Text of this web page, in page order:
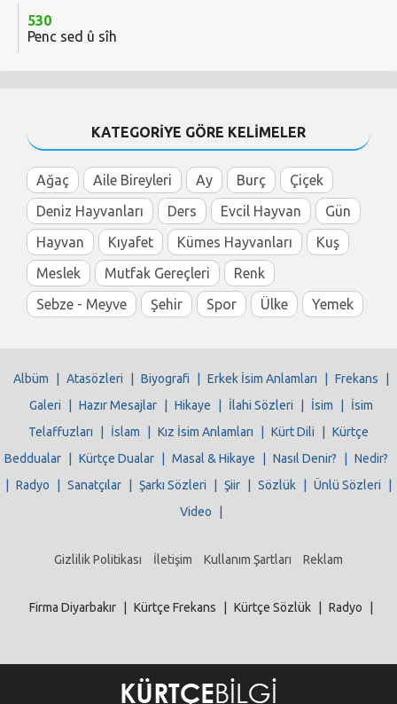
530
Penc sed û sîh
KATEGORİYE GÖRE KELİMELER
Ağaç Aile Bireyleri Ay Burç
Çiçek
Deniz Hayvanları
Ders Evcil Hayvan
Gün
Hayvan
Kıyafet Kümes Hayvanları
Kuş
Meslek
Mutfak Gereçleri
Renk
Sebze - Meyve
Şehir Spor Ülke Yemek
Albüm Atasözleri Biyografi Erkek İsim Anlamları Frekans
Galeri
Hazır Mesajlar Hikaye İlahi Sözleri İsim
İsim
Telaffuzları
İslam Kız İsim Anlamları Kürt Dili
Kürtçe
Beddualar
Kürtçe Dualar Masal & Hikaye Nasıl Denir?
Nedir?
Radyo Sanatçılar Şarkı Sözleri Şiir Sözlük Ünlü Sözleri
Video
Gizlilik Politikası İletişim Kullanım Şartları Reklam
Firma Diyarbakır Kürtçe Frekans Kürtçe Sözlük Radyo